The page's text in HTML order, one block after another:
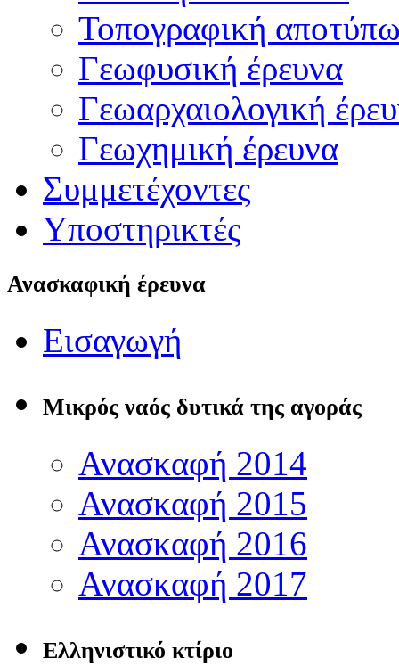
Τοπογραφική
Γεωφυσική έρευνα
Γεωαρχαιολογική
Γεωχημική έρευνα
Συμμετέχοντες
Υποστηρικτές
Ανασκαφική έρευνα
Εισαγωγή
Μικρός ναός δυτικά της αγοράς
Ανασκαφή 2014
Ανασκαφή 2015
Ανασκαφή 2016
Ανασκαφή 2017
Ελληνιστικό κτίριο